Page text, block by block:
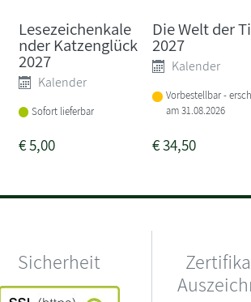
Lesezeichenkale
nder Katzenglück
2027
Kalender
Sofort lieferbar
€5,00
Die Welt der
2027
Kalender
Vorbestellbar -
am 31.08.2026
€34,50
Sicherheit